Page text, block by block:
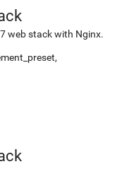
web stack with Nginx.